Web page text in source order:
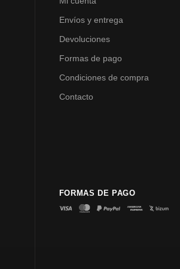
Envíos y entrega
Devoluciones
Formas de pago
Condiciones de compra
Contacto
FORMAS DE PAGO